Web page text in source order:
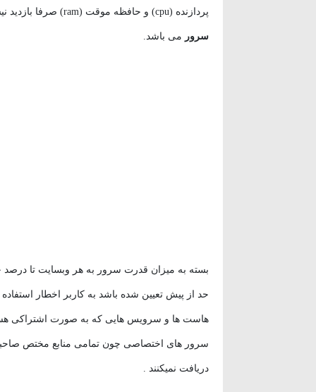
پردازنده (cpu) و حافظه موقت (ram) صرفا بازدید نیست و بازدید تنها یکی از گزینه های افزایش دهنده ی
سرور می باشد.
بسته به میزان قدرت سرور به هر وبسایت تا درصد
حد از پیش تعیین شده باشد به کاربر اخطار
هاست ها و سرویس هایی که به صورت اشتراکی
سرور های اختصاصی چون تمامی منابع مختص
دریافت نمیکنند .